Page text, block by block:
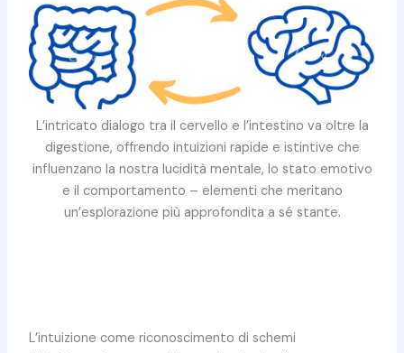
L’intricato dialogo tra il cervello e l’intestino va oltre la
digestione, offrendo intuizioni rapide e istintive che
influenzano la nostra lucidità mentale, lo stato emotivo
e il comportamento – elementi che meritano
un’esplorazione più approfondita a sé stante.
L’intuizione come riconoscimento di schemi